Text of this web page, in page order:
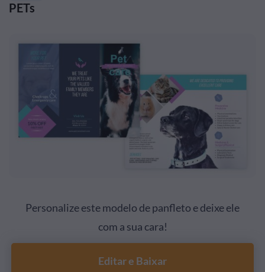
PETs
Personalize este modelo de panfleto e deixe ele
com a sua cara!
Editar e Baixar